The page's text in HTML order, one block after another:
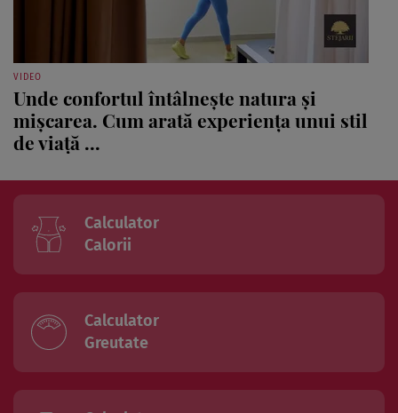
VIDEO
Unde confortul întâlnește natura și
mișcarea. Cum arată experiența unui stil
de viață ...
Calculator
Calorii
Calculator
Greutate